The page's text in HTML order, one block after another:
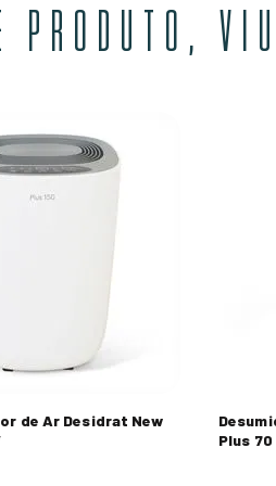
PRODUTO,
de Ar Desidrat New
Plus 70